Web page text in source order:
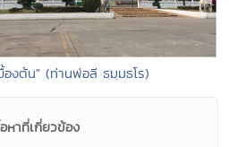
องต้น" (ท่านพ่อลี ธมฺมธโร)
หาที่เกี่ยวข้อง